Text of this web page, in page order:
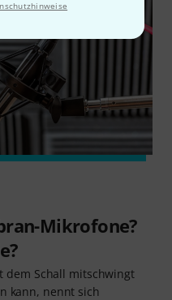
Mikrofone?
dem Schall mitschwingt
kann, nennt sich